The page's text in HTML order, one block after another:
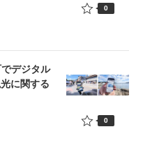
0
デジタル
に関する
0